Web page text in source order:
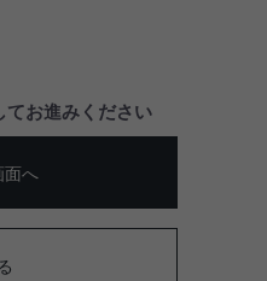
てお進みください
面へ